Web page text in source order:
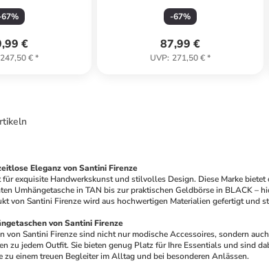
67%
€
247,50 €*
-67%
87,99 €
UVP: 271,50 €*
Eleganz von Santini Firenze
für exquisite Handwerkskunst und stilvolles Design. Diese Marke
Umhängetasche in TAN bis zur praktischen Geldbörse in BLACK
von Santini Firenze wird aus hochwertigen Materialien gefertigt und
von Santini Firenze
von Santini Firenze sind nicht nur modische Accessoires, sondern
zu jedem Outfit. Sie bieten genug Platz für Ihre Essentials und sind
zu einem treuen Begleiter im Alltag und bei besonderen Anlässen.